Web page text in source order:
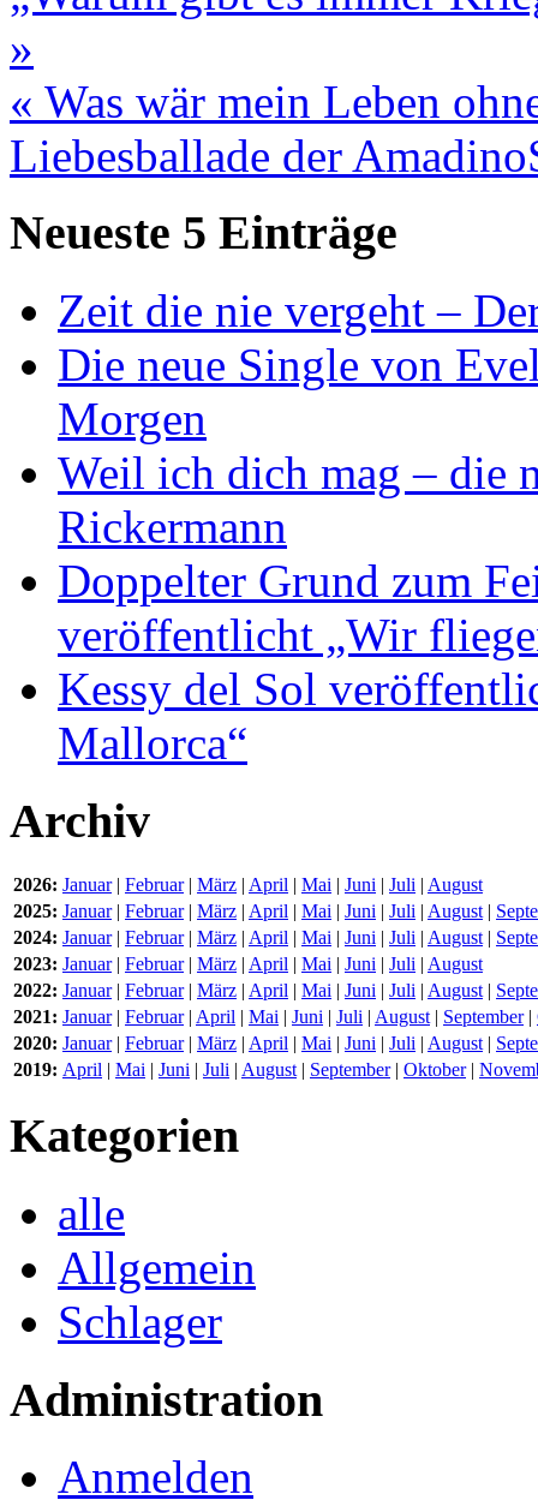
»
« Was wär mein Leben
Liebesballade der
Neueste 5 Einträge
Zeit die nie vergeht –
Die neue Single von
Morgen
Weil ich dich mag – die
Rickermann
Doppelter Grund zum
veröffentlicht „Wir
Kessy del Sol
Mallorca“
Archiv
2026: Januar| Februar| März | April | Mai | Juni | Juli | August
2025: Januar| Februar| März | April | Mai | Juni | Juli | August|
2024: Januar| Februar| März | April | Mai | Juni | Juli | August|
2023: Januar| Februar| März | April | Mai | Juni | Juli | August
2022: Januar| Februar| März | April | Mai | Juni | Juli | August|
2021: Januar| Februar| April | Mai | Juni | Juli | August| September|
2020: Januar| Februar| März | April | Mai | Juni | Juli | August|
2019: April | Mai | Juni | Juli | August| September| Oktober|
Kategorien
alle
Allgemein
Schlager
Administration
Anmelden